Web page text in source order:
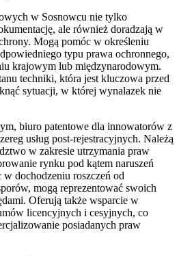
w Sosnowcu nie tylko
ale również doradzają w
Mogą pomóc w określeniu
typu prawa ochronnego,
krajowym lub międzynarodowym.
techniki, która jest kluczowa przed
sytuacji, w której wynalazek nie
biuro patentowe dla innowatorów z
usług post-rejestracyjnych. Należą
w zakresie utrzymania praw
rynku pod kątem naruszeń
dochodzeniu roszczeń od
mogą reprezentować swoich
Oferują także wsparcie w
licencyjnych i cesyjnych, co
posiadanych praw